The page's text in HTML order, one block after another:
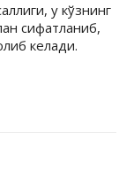
у кўзнинг
сифатланиб,
келади.